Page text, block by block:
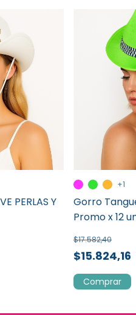
PERLAS Y
Gorro
Promo x 12
$15.824,16
$17.582,40
+1
Comprar